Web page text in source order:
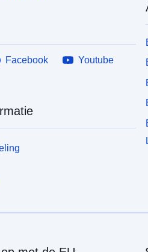
Facebook
Youtube